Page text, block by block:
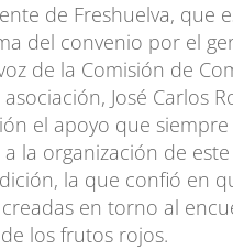
de Freshuelva, que
del convenio por el
de la Comisión de
José Carlos
el apoyo que
la organización de
la que confió en
en torno al
los frutos rojos.